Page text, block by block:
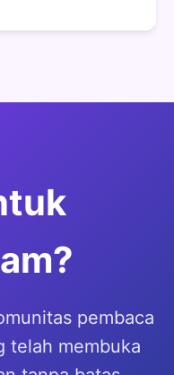
pembaca
telah membuka